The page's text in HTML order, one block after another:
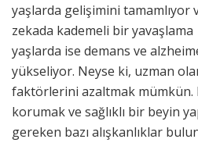
yaşlarda gelişimini tamamlıyor
zekada kademeli bir
yaşlarda ise demans ve
yükseliyor. Neyse ki, uzman
faktörlerini azaltmak mümkün.
korumak ve sağlıklı bir beyin
gereken bazı alışkanlıklar